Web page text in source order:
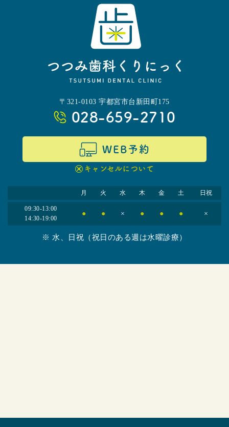
〒321-0103 宇都宮市台新田町175
028-659-2710
WEB予約
キャンセルについて
月 火 水 木 金 土 日祝
09:30-13:00
14:30-19:00
● ● × ● ● ● ×
※ 水、日祝（祝日のある週は水曜診療）